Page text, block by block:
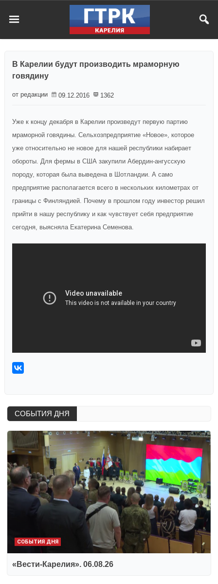
В Карелии будут производить мраморную
говядину
от редакции 09.12.2016 1362
Уже к концу декабря в Карелии произведут первую партию
мраморной говядины. Сельхозпредприятие «Новое», которое
уже относительно не новое для нашей республики набирает
обороты. Для фермы в США закупили Абердин-ангусскую
породу, которая была выведена в Шотландии. А само
предприятие располагается всего в нескольких километрах от
границы с Финляндией. Почему в прошлом году инвестор решил
прийти в нашу республику и как чувствует себя предприятие
сегодня, выясняла Екатерина Семенова.
СОБЫТИЯ ДНЯ
СОБЫТИЯ ДНЯ
«Вести-Карелия». 06.08.26